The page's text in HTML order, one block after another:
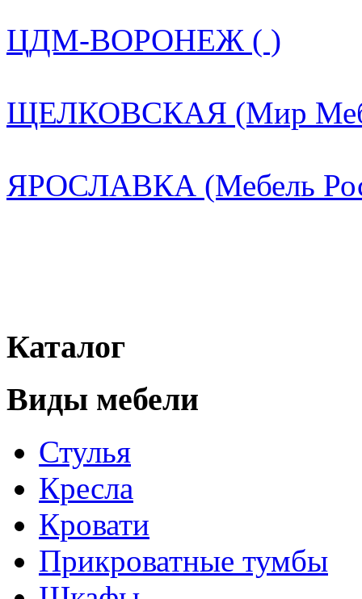
ЦДМ-ВОРОНЕЖ ( )
ЩЕЛКОВСКАЯ (Мир
ЯРОСЛАВКА (Мебель
Каталог
Виды мебели
Стулья
Кресла
Кровати
Прикроватные тумбы